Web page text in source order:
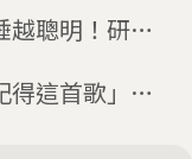
越聰明！研
得這首歌」阿